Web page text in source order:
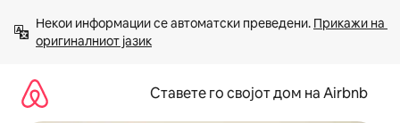
содржина
Некои информации се автоматски преведени. Прикажи на
оригиналниот јазик
Ставете го својот дом на Airbnb